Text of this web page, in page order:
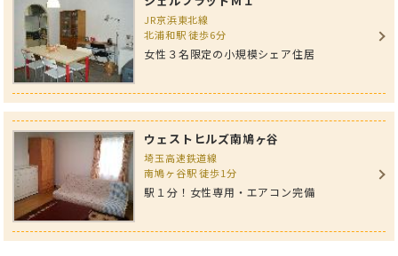
JR京浜東北線
北浦和駅 徒歩6分
女性３名限定の小規模シェア住居
ウェストヒルズ南鳩ヶ谷
埼玉高速鉄道線
南鳩ヶ谷駅 徒歩1分
駅１分！女性専用・エアコン完備